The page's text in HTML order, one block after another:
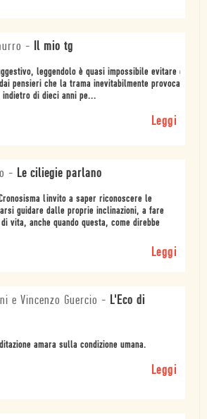
- Il mio tg
leggendolo è quasi impossibile evitare di
pensieri che la trama inevitabilmente provoca:
di dieci anni pe...
Leggi
- Le ciliegie parlano
linvito a saper riconoscere le
guidare dalle proprie inclinazioni, a fare
vita, anche quando questa, come direbbe
Leggi
e Vincenzo Guercio - L'Eco di
amara sulla condizione umana.
Leggi